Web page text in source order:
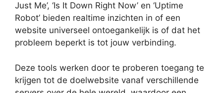
Just Me’, ‘Is It Down Right Now’ en ‘Uptime
Robot’ bieden realtime inzichten in of een
website universeel ontoegankelijk is of dat het
probleem beperkt is tot jouw verbinding.
Deze tools werken door te proberen toegang te
krijgen tot de doelwebsite vanaf verschillende